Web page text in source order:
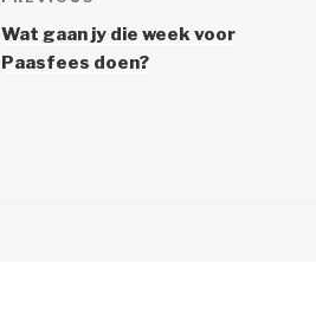
navigation
Post
Wat gaan jy die week voor
Paasfees doen?